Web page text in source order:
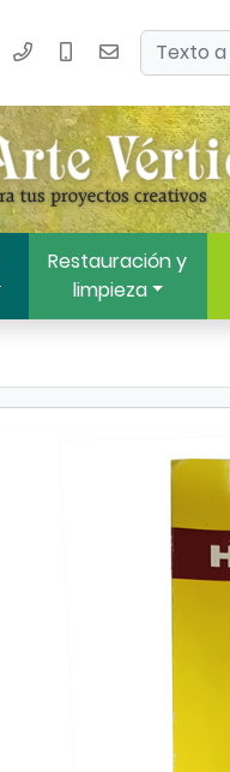
Inicio Buscar
Restauración y
limpieza